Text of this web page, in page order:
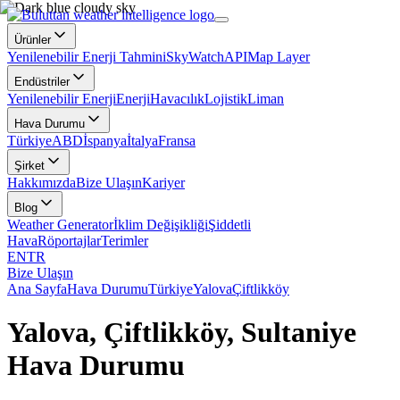
Ürünler
Yenilenebilir Enerji TahminiSkyWatchAPIMap Layer
Endüstriler
Yenilenebilir EnerjiEnerjiHavacılıkLojistikLiman
Hava Durumu
TürkiyeABDİspanyaİtalyaFransa
Şirket
HakkımızdaBize UlaşınKariyer
Blog
Weather Generatorİklim DeğişikliğiŞiddetli
HavaRöportajlarTerimler
ENTR
Bize Ulaşın
Ana SayfaHava DurumuTürkiyeYalovaÇiftlikköy
Yalova, Çiftlikköy, Sultaniye
Hava Durumu